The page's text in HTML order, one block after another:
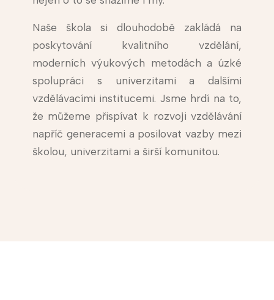
Naše škola si dlouhodobě zakládá na
poskytování kvalitního vzdělání,
moderních výukových metodách a úzké
spolupráci s univerzitami a dalšími
vzdělávacími institucemi. Jsme hrdí na to,
že můžeme přispívat k rozvoji vzdělávání
napříč generacemi a posilovat vazby mezi
školou, univerzitami a širší komunitou.